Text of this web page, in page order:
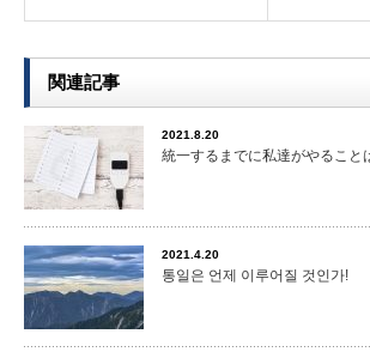
関連記事
2021.8.20
統一するまでに私達がやること
2021.4.20
통일은 언제 이루어질 것인가!